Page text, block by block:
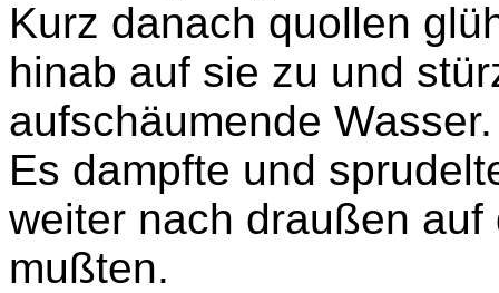
Kurz danach quollen
hinab auf sie zu und
aufschäumende Wasser.
Es dampfte und
weiter nach draußen
mußten.